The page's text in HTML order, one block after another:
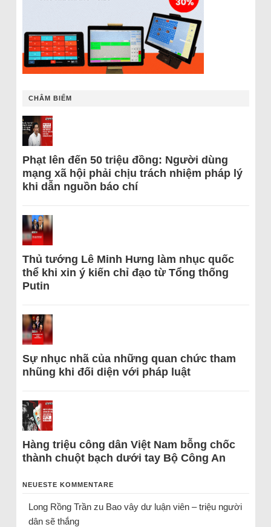
CHÂM BIẾM
Phạt lên đến 50 triệu đồng: Người dùng
mạng xã hội phải chịu trách nhiệm pháp lý
khi dẫn nguồn báo chí
Thủ tướng Lê Minh Hưng làm nhục quốc
thể khi xin ý kiến chỉ đạo từ Tổng thống
Putin
Sự nhục nhã của những quan chức tham
nhũng khi đối diện với pháp luật
Hàng triệu công dân Việt Nam bỗng chốc
thành chuột bạch dưới tay Bộ Công An
NEUESTE KOMMENTARE
Long Rồng Trầnzu Bao vây dư luận viên – triệu người
dân sẽ thắng